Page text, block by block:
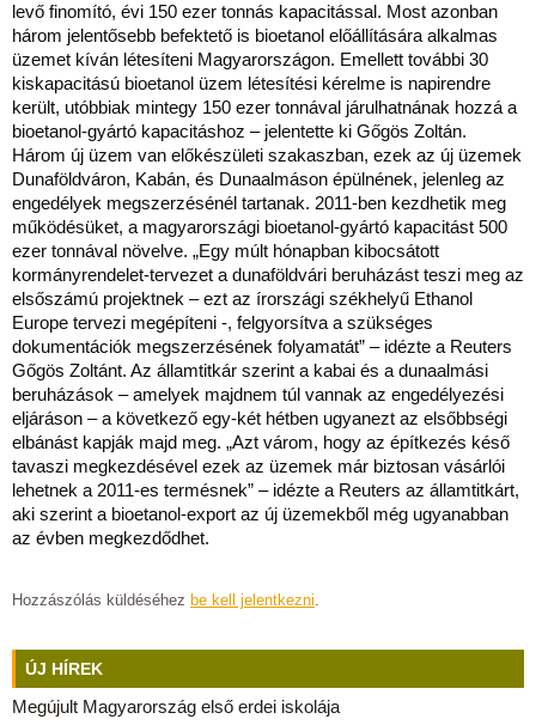
levő finomító, évi 150 ezer tonnás kapacitással. Most azonban
három jelentősebb befektető is bioetanol előállítására alkalmas
üzemet kíván létesíteni Magyarországon. Emellett további 30
kiskapacitású bioetanol üzem létesítési kérelme is napirendre
került, utóbbiak mintegy 150 ezer tonnával járulhatnának hozzá a
bioetanol-gyártó kapacitáshoz – jelentette ki Gőgös Zoltán.
Három új üzem van előkészületi szakaszban, ezek az új üzemek
Dunaföldváron, Kabán, és Dunaalmáson épülnének, jelenleg az
engedélyek megszerzésénél tartanak. 2011-ben kezdhetik meg
működésüket, a magyarországi bioetanol-gyártó kapacitást 500
ezer tonnával növelve. „Egy múlt hónapban kibocsátott
kormányrendelet-tervezet a dunaföldvári beruházást teszi meg az
elsőszámú projektnek – ezt az írországi székhelyű Ethanol
Europe tervezi megépíteni -, felgyorsítva a szükséges
dokumentációk megszerzésének folyamatát” – idézte a Reuters
Gőgös Zoltánt. Az államtitkár szerint a kabai és a dunaalmási
beruházások – amelyek majdnem túl vannak az engedélyezési
eljáráson – a következő egy-két hétben ugyanezt az elsőbbségi
elbánást kapják majd meg. „Azt várom, hogy az építkezés késő
tavaszi megkezdésével ezek az üzemek már biztosan vásárlói
lehetnek a 2011-es termésnek” – idézte a Reuters az államtitkárt,
aki szerint a bioetanol-export az új üzemekből még ugyanabban
az évben megkezdődhet.
Hozzászólás küldéséhez be kell jelentkezni.
ÚJ HÍREK
Megújult Magyarország első erdei iskolája